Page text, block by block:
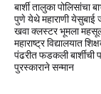
बार्शी तालुका
पुणे येथे महाराणी येसुबाई
खवा क्लस्टर भूमला महसूल
महाराष्ट्र विद्यालयात
पंढरीत फडकली बार्शीची
पुरस्काराने सन्मान